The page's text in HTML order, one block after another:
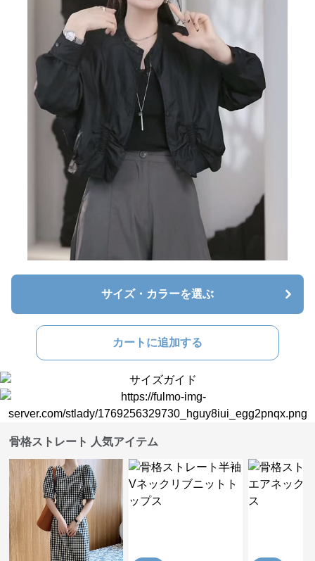
サイズ・カラーを選ぶ
カートに追加する
骨格ストレート 人気アイテム